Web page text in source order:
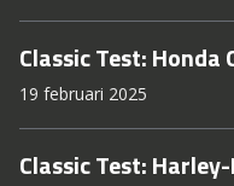
Classic Test: Honda
19 februari 2025
Classic Test: